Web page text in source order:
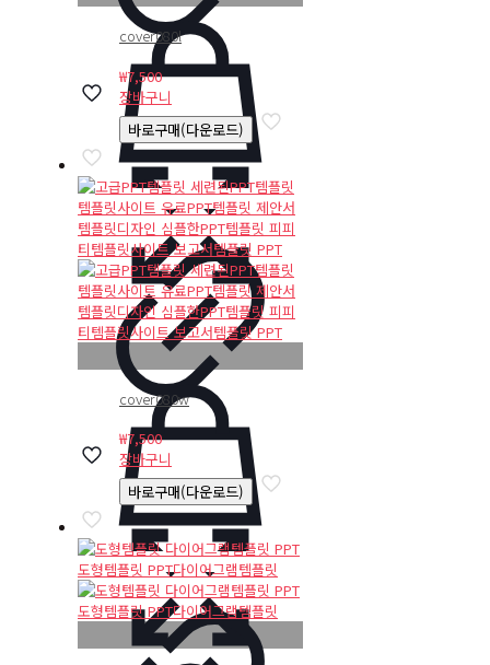
cover080l
₩7,500
장바구니
바로구매(다운로드)
cover080w
₩7,500
장바구니
바로구매(다운로드)